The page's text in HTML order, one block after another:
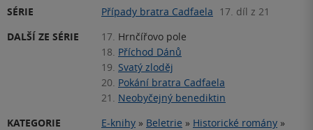
SÉRIE Případy bratra Cadfaela 17. díl z 21
DALŠÍ ZE SÉRIE
17. Hrnčířovo pole
18. Příchod Dánů
19. Svatý zloděj
20. Pokání bratra Cadfaela
21. Neobyčejný benediktin
KATEGORIE
E-knihy » Beletrie » Historické romány »